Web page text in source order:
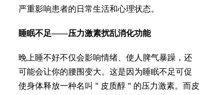
严重影响患者的日常生活和心理状态。
睡眠不足——压力激素扰乱消化功能
晚上睡不好不仅会影响情绪、使人脾气暴躁，还
可能会让你的腰围变大。这是因为睡眠不足可促
使身体释放一种名叫 " 皮质醇 " 的压力激素。而皮